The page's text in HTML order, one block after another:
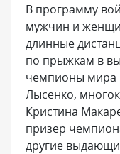
В программу
мужчин и
длинные
по прыжкам в
чемпионы мира
Лысенко,
Кристина
призер
другие